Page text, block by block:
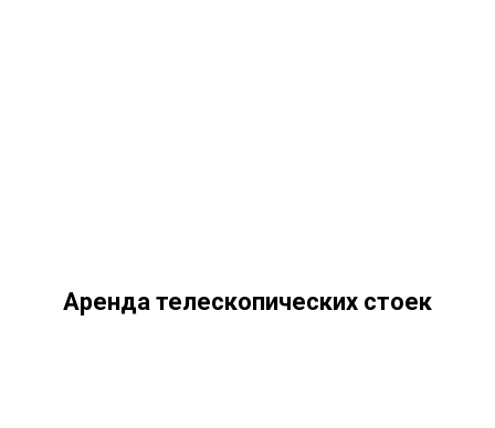
Аренда телескопических стоек